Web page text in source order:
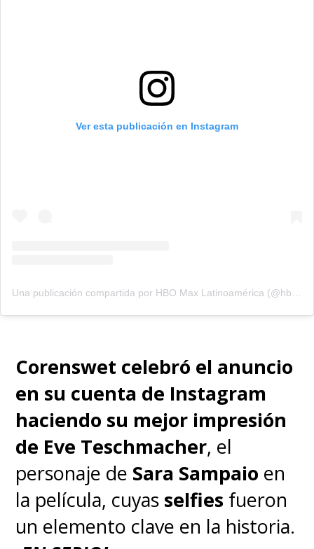
Ver esta publicación en Instagram
Corenswet celebró el anuncio
en su cuenta de Instagram
haciendo su mejor impresión
de Eve Teschmacher, el
personaje de Sara Sampaio en
la película, cuyas selfies fueron
un elemento clave en la historia.